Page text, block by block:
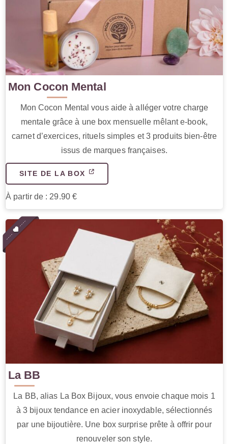
Mon Cocon Mental
Mon Cocon Mental vous aide à alléger votre charge
mentale grâce à une box mensuelle mêlant e-book,
carnet d’exercices, rituels simples et 3 produits bien-être
issus de marques françaises.
SITE DE LA BOX
À partir de : 29.90 €
La BB
La BB, alias La Box Bijoux, vous envoie chaque mois 1
à 3 bijoux tendance en acier inoxydable, sélectionnés
par une bijoutière. Une box surprise prête à offrir pour
renouveler son style.